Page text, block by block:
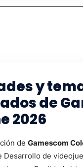
y
de
2026
de Gamescom
Desarrollo de